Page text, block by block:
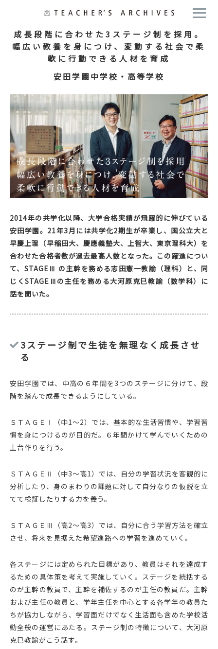
成長段階に合わせた3ステージ制を採用。
幅広い教養を身につけ、変動する社会で柔
軟に行動できる人材を育成
安田学園中学校・高等学校
2014年の共学化以降、大学合格実績が飛躍的に伸びている
安田学園。21年3月には共学化2期生が卒業し、国公立大と
早慶上理（早稲田大、慶應義塾大、上智大、東京理科大）を
合わせた合格者数が過去最高人数となった。この躍進につい
て、STAGEⅢ の主幹を務める志田憲一教諭（理科）と、同
じくSTAGEⅢの主任を務める大河原克巳教諭（数学科）に
話を聞いた。
3ステージ制で生徒を無理なく成長させ
る
安田学園では、中高の６年間を3つのステージに分けて、段
階を踏んで成長できるようにしている。
ＳＴＡＧＥⅠ（中1〜2）では、基本的な生活習慣や、学習習
慣を身につけるのが目的だ。６年間かけて学んでいくための
土台作りを行う。
ＳＴＡＧＥⅡ（中3〜高1）では、自分の学習状況を客観的に
分析したり、身のまわりの課題に対して自分なりの仮説を立
てて検証したりする力を養う。
ＳＴＡＧＥⅢ（高2〜高3）では、自分に合う学習方法を確立
させ、将来を見据えた希望進路への学習を進めていく。
各ステージには定められた目標があり、教員はそれを達成す
るための具体策を考えて実施していく。ステージを統括する
のが主幹の教員で、主幹を補佐するのが主任の教員だ。主幹
および主任の教員と、学年主任を中心とする各学年の教員た
ちが協力しながら、学習面だけでなく生活面も含めた学校活
動全般の運営にあたる。ステージ制の特徴について、大河原
克巳教諭がこう話す。